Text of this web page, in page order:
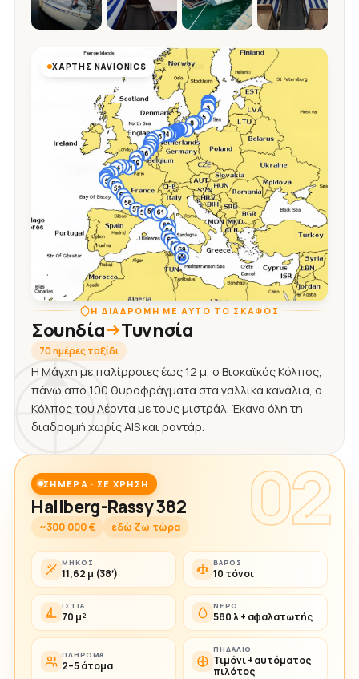
ΧΆΡΤΗΣ NAVIONICS
Η ΔΙΑΔΡΟΜΉ ΜΕ ΑΥΤΌ ΤΟ ΣΚΆΦΟΣ
Σουηδία Τυνησία
70 ημέρες ταξίδι
Η Μάγχη με παλίρροιες έως 12 μ, ο Βισκαϊκός Κόλπος,
πάνω από 100 θυροφράγματα στα γαλλικά κανάλια, ο
Κόλπος του Λέοντα με τους μιστράλ. Έκανα όλη τη
διαδρομή χωρίς AIS και ραντάρ.
02
ΣΉΜΕΡΑ · ΣΕ ΧΡΉΣΗ
Hallberg-Rassy 382
~300 000 € εδώ ζω τώρα
ΜΉΚΟΣ
11,62 μ (38′)
ΒΆΡΟΣ
10 τόνοι
ΙΣΤΊΑ
70 μ²
ΝΕΡΌ
580 λ + αφαλατωτής
ΠΛΉΡΩΜΑ
2–5 άτομα
ΠΗΔΆΛΙΟ
Τιμόνι + αυτόματος
πιλότος